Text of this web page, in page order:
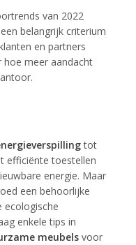
van 2022
belangrijk criterium
en partners
hoe meer aandacht
tot
efficiënte toestellen
energie. Maar
een behoorlijke
enkele tips in
meubelsvoor